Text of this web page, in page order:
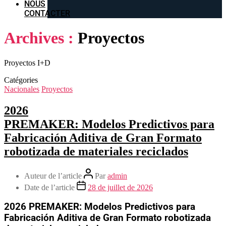
NOUS
CONTACTER
Archives : Proyectos
Proyectos I+D
Catégories
Nacionales Proyectos
2026
PREMAKER: Modelos Predictivos para
Fabricación Aditiva de Gran Formato
robotizada de materiales reciclados
Auteur de l’article Paradmin
Date de l’article
28 de juillet de 2026
2026 PREMAKER: Modelos Predictivos para
Fabricación Aditiva de Gran Formato robotizada